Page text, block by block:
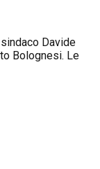
Davide
Bolognesi. Le